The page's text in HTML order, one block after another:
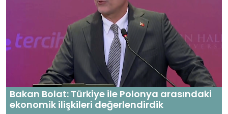
Bakan Bolat: Türkiye ile Polonya arasındaki
ekonomik ilişkileri değerlendirdik